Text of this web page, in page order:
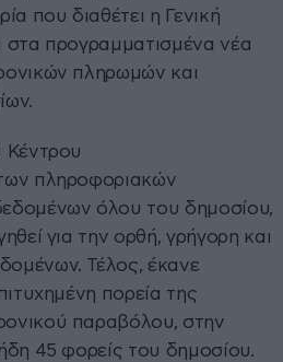
που διαθέτει η Γενική
στα προγραμματισμένα νέα
πληρωμών και
Κέντρου
πληροφοριακών
όλου του δημοσίου,
για την ορθή, γρήγορη και
Τέλος, έκανε
πορεία της
παραβόλου, στην
45 φορείς του δημοσίου.